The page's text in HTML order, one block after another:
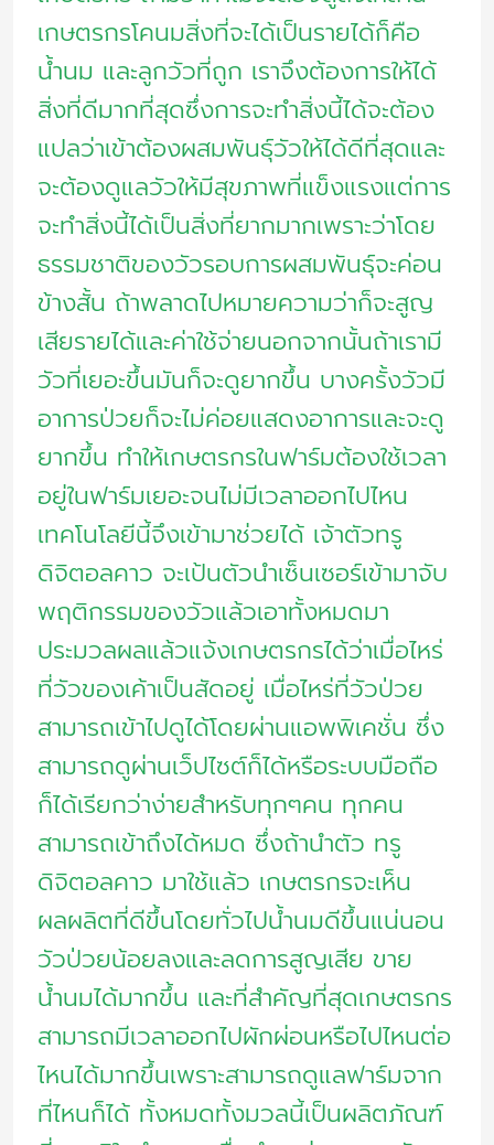
เกษตรกรโคนมสิ่งที่จะได้เป็นรายได้ก็คือ
น้ำนม และลูกวัวที่ถูก เราจึงต้องการให้ได้
สิ่งที่ดีมากที่สุดซึ่งการจะทำสิ่งนี้ได้จะต้อง
แปลว่าเข้าต้องผสมพันธุ์วัวให้ได้ดีที่สุดและ
จะต้องดูแลวัวให้มีสุขภาพที่แข็งแรงแต่การ
จะทำสิ่งนี้ได้เป็นสิ่งที่ยากมากเพราะว่าโดย
ธรรมชาติของวัวรอบการผสมพันธุ์จะค่อน
ข้างสั้น ถ้าพลาดไปหมายความว่าก็จะสูญ
เสียรายได้และค่าใช้จ่ายนอกจากนั้นถ้าเรามี
วัวที่เยอะขึ้นมันก็จะดูยากขึ้น บางครั้งวัวมี
อาการป่วยก็จะไม่ค่อยแสดงอาการและจะดู
ยากขึ้น ทำให้เกษตรกรในฟาร์มต้องใช้เวลา
อยู่ในฟาร์มเยอะจนไม่มีเวลาออกไปไหน
เทคโนโลยีนี้จึงเข้ามาช่วยได้ เจ้าตัวทรู
ดิจิตอลคาว จะเป้นตัวนำเซ็นเซอร์เข้ามาจับ
พฤติกรรมของวัวแล้วเอาทั้งหมดมา
ประมวลผลแล้วแจ้งเกษตรกรได้ว่าเมื่อไหร่
ที่วัวของเค้าเป็นสัดอยู่ เมื่อไหร่ที่วัวป่วย
สามารถเข้าไปดูได้โดยผ่านแอพพิเคชั่น ซึ่ง
สามารถดูผ่านเว็ปไซต์ก็ได้หรือระบบมือถือ
ก็ได้เรียกว่าง่ายสำหรับทุกๆคน ทุกคน
สามารถเข้าถึงได้หมด ซึ่งถ้านำตัว ทรู
ดิจิตอลคาว มาใช้แล้ว เกษตรกรจะเห็น
ผลผลิตที่ดีขึ้นโดยทั่วไปน้ำนมดีขึ้นแน่นอน
วัวป่วยน้อยลงและลดการสูญเสีย ขาย
น้ำนมได้มากขึ้น และที่สำคัญที่สุดเกษตรกร
สามารถมีเวลาออกไปผักผ่อนหรือไปไหนต่อ
ไหนได้มากขึ้นเพราะสามารถดูแลฟาร์มจาก
ที่ไหนก็ได้ ทั้งหมดทั้งมวลนี้เป็นผลิตภัณฑ์